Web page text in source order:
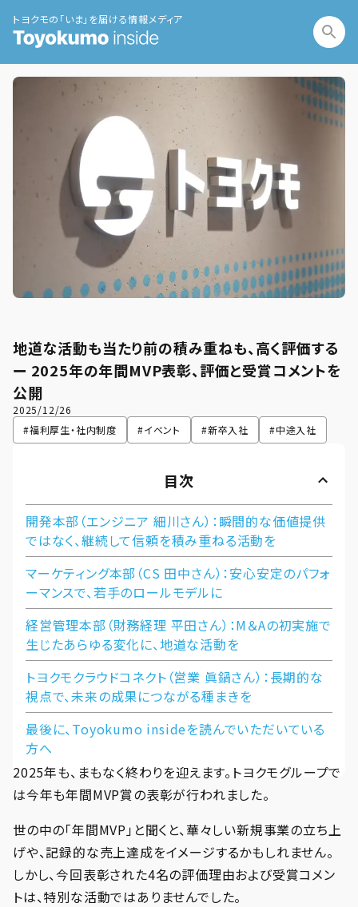
トヨクモの「いま」を届ける情報メディア
地道な活動も当たり前の積み重ねも、高く評価する
ー 2025年の年間MVP表彰、評価と受賞コメントを
公開
2025/12/26
#福利厚生・社内制度 #イベント #新卒入社 #中途入社
目次
開発本部（エンジニア 細川さん）：瞬間的な価値提供
ではなく、継続して信頼を積み重ねる活動を
マーケティング本部（CS 田中さん）：安心安定のパフォ
ーマンスで、若手のロールモデルに
経営管理本部（財務経理 平田さん）：M＆Aの初実施で
生じたあらゆる変化に、地道な活動を
トヨクモクラウドコネクト（営業 眞鍋さん）：長期的な
視点で、未来の成果につながる種まきを
最後に、Toyokumo insideを読んでいただいている
方へ
2025年も、まもなく終わりを迎えます。トヨクモグループで
は今年も年間MVP賞の表彰が行われました。
世の中の「年間MVP」と聞くと、華々しい新規事業の立ち上
げや、記録的な売上達成をイメージするかもしれません。
しかし、今回表彰された4名の評価理由および受賞コメン
トは、特別な活動ではありませんでした。